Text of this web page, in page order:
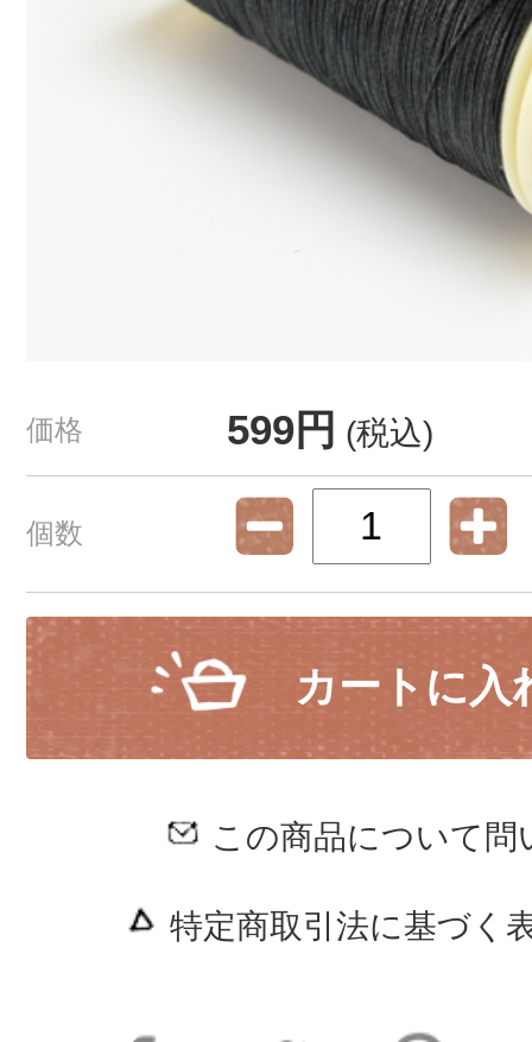
価格 599円 (税込)
個数
カートに入
この商品について問
特定商取引法に基づく